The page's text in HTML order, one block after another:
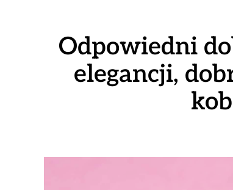
Odpowiedni
elegancji,